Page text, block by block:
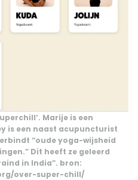
Marije is een
is een naast acupuncturist
“oude yoga-wijsheid
Dit heeft ze geleerd
in India”. bron:
over-super-chill/